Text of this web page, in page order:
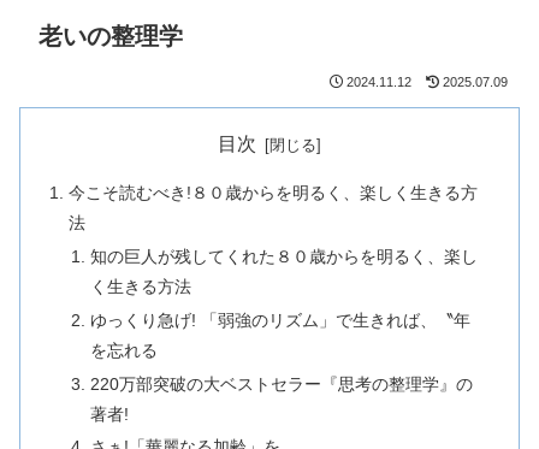
老いの整理学
2024.11.12 2025.07.09
目次
今こそ読むべき!８０歳からを明るく、楽しく生きる方
法
知の巨人が残してくれた８０歳からを明るく、楽し
く生きる方法
ゆっくり急げ! 「弱強のリズム」で生きれば、〝年
を忘れる
220万部突破の大ベストセラー『思考の整理学』の
著者!